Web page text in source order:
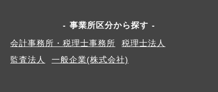
事業所区分から探す
会計事務所・税理士事務所
税理士法人
監査法人
一般企業(株式会社)